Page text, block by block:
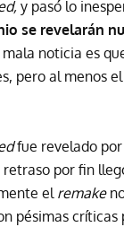
y pasó lo
se revelarán
mala noticia es
pero al menos
fue revelado
retraso por fin
el remake
pésimas críticas